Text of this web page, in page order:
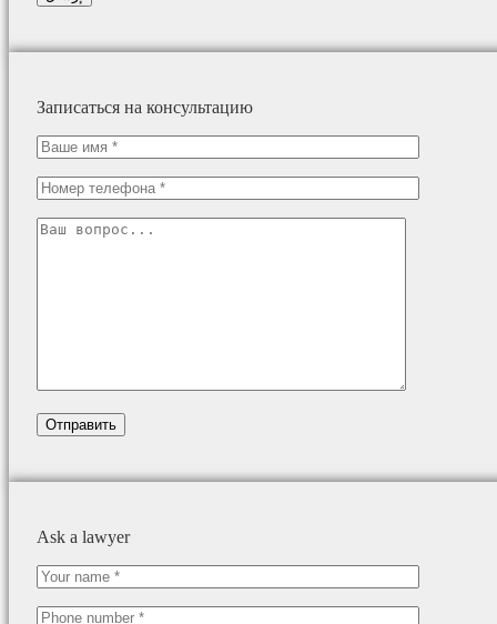
Записаться на консультацию
Ask a lawyer